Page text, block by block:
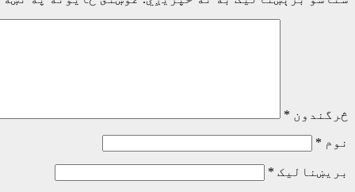
څرگندون *
نوم *
بریښنالیک *